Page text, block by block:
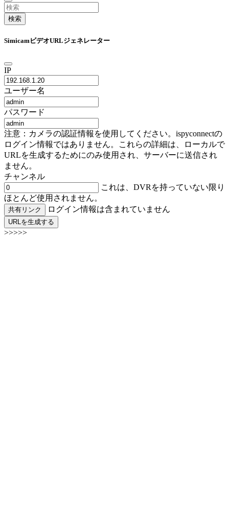
検索
SimicamビデオURLジェネレーター
IP
ユーザー名
パスワード
注意：カメラの認証情報を使用してください。ispyconnectの
ログイン情報ではありません。これらの詳細は、ローカルで
URLを生成するためにのみ使用され、サーバーに送信され
ません。
チャンネル
これは、DVRを持っていない限り
ほとんど使用されません。
共有リンク ログイン情報は含まれていません
URLを生成する
>>>>>